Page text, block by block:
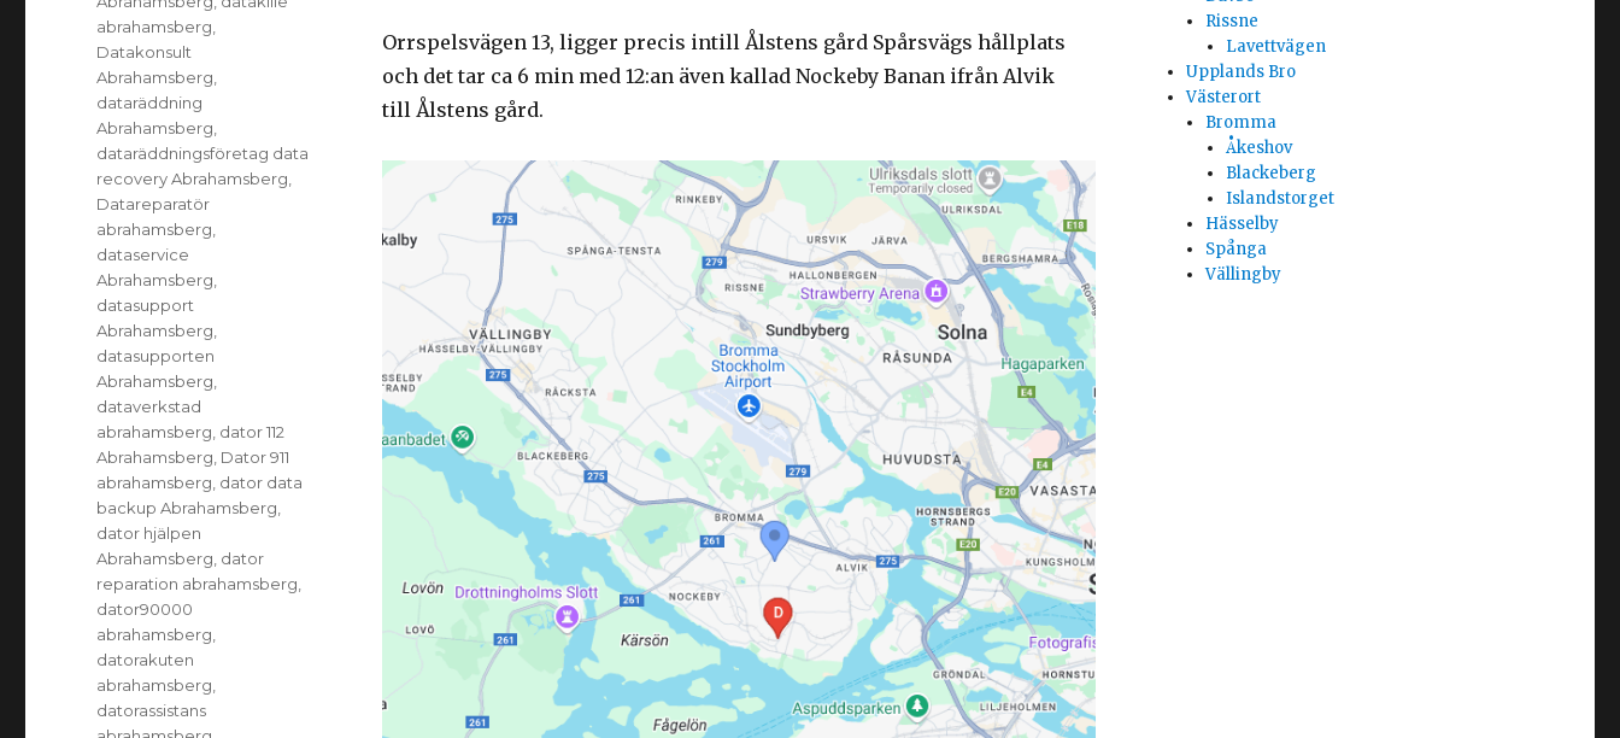
Orrspelsvägen 13, ligger precis intill Ålstens gård Spårsvägs hållplats
och det tar ca 6 min med 12:an även kallad Nockeby Banan ifrån Alvik
till Ålstens gård.
abrahamsberg
Datakonsult
Abrahamsberg
dataräddning
Abrahamsberg
dataräddningsföretag data
recovery Abrahamsberg
Datareparatör
abrahamsberg
dataservice
Abrahamsberg
datasupport
Abrahamsberg
datasupporten
Abrahamsberg
dataverkstad
abrahamsberg dator 112
Abrahamsberg Dator 911
abrahamsberg dator data
backup Abrahamsberg
dator hjälpen
Abrahamsberg dator
reparation abrahamsberg
dator90000
abrahamsberg
datorakuten
abrahamsberg
datorassistans
Rissne
Lavettvägen
Upplands Bro
Västerort
Bromma
Åkeshov
Blackeberg
Islandstorget
Hässelby
Spånga
Vällingby